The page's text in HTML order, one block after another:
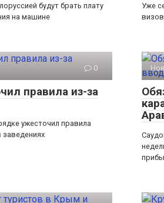
будут брать плату
на машине
Уже
0
правила из-за
ужесточил правила
заведениях